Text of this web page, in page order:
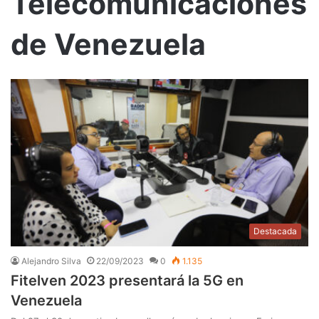
de Venezuela
Destacada
Alejandro Silva 22/09/2023 0 1.135
Fitelven 2023 presentará la 5G en
Venezuela